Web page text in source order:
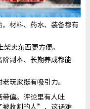
材料、药水、装备都有
卖东西更方便。
副本、长期养成都能
玩家挺有吸引力。
偏。评论里有人吐
被收割的人”，这话难